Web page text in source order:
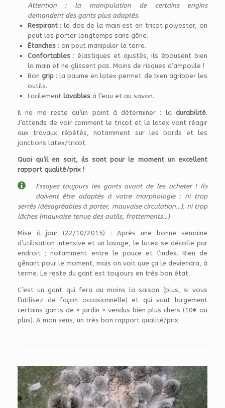
Attention : la manipulation de certains engins
demandent des gants plus adaptés.
Respirant: le dos de la main est en tricot polyester, on
peut les porter longtemps sans gêne.
Étanches: on peut manipuler la terre.
Confortables: élastiques et ajustés, ils épousent bien
la main et ne glissent pas. Moins de risques d’ampoule !
Bon grip: la paume en latex permet de bien agripper les
outils.
Facilement lavablesà l’eau et au savon.
Il ne me reste qu’un point à déterminer : la durabilité.
J’attends de voir comment le tricot et le latex vont réagir
aux travaux répétés, notamment sur les bords et les
jonctions latex/tricot.
Quoi qu’il en soit, ils sont pour le moment un excellent
rapport qualité/prix !
Essayez toujours les gants avant de les acheter ! Ils
doivent être adaptés à votre morphologie : ni trop
serrés (désagréables à porter, mauvaise circulation…), ni trop
lâches (mauvaise tenue des outils, frottements…)
Mise à jour (22/10/2015) : Après une bonne semaine
d’utilisation intensive et un lavage, le latex se décolle par
endroit ; notamment entre le pouce et l’index. Rien de
gênant pour le moment, mais on voit que ça le deviendra, à
terme. Le reste du gant est toujours en très bon état.
C’est un gant qui fera au moins la saison (plus, si vous
l’utilisez de façon occasionnelle) et qui vaut largement
certains gants de « jardin » vendus bien plus chers (10€ ou
plus). A mon sens, un très bon rapport qualité/prix.